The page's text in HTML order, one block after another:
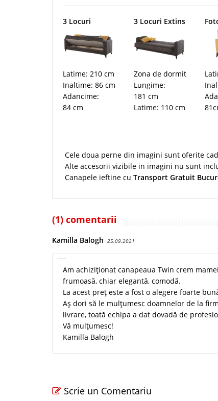
3 Locuri
Latime: 210 cm
Inaltime: 86 cm
Adancime:
84 cm
3 Locuri Extins
Zona de dormit
Lungime:
181 cm
Latime: 110 cm
Cele doua perne din imagini sunt oferite
Alte accesorii vizibile in imagini nu sunt
Canapele ieftine cu Transport Gratuit
(1) comentarii
Kamilla Balogh 25.09.2021
Am achiziționat canapeaua Twin crem
frumoasă, chiar elegantă, comodă.
La acest preț este a fost o alegere foarte
Aș dori să le mulțumesc doamnelor de la
livrare, toată echipa a dat dovadă de
Vă mulțumesc!
Kamilla Balogh
Scrie un Comentariu